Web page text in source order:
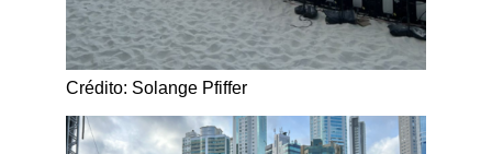
Crédito: Solange Pfiffer